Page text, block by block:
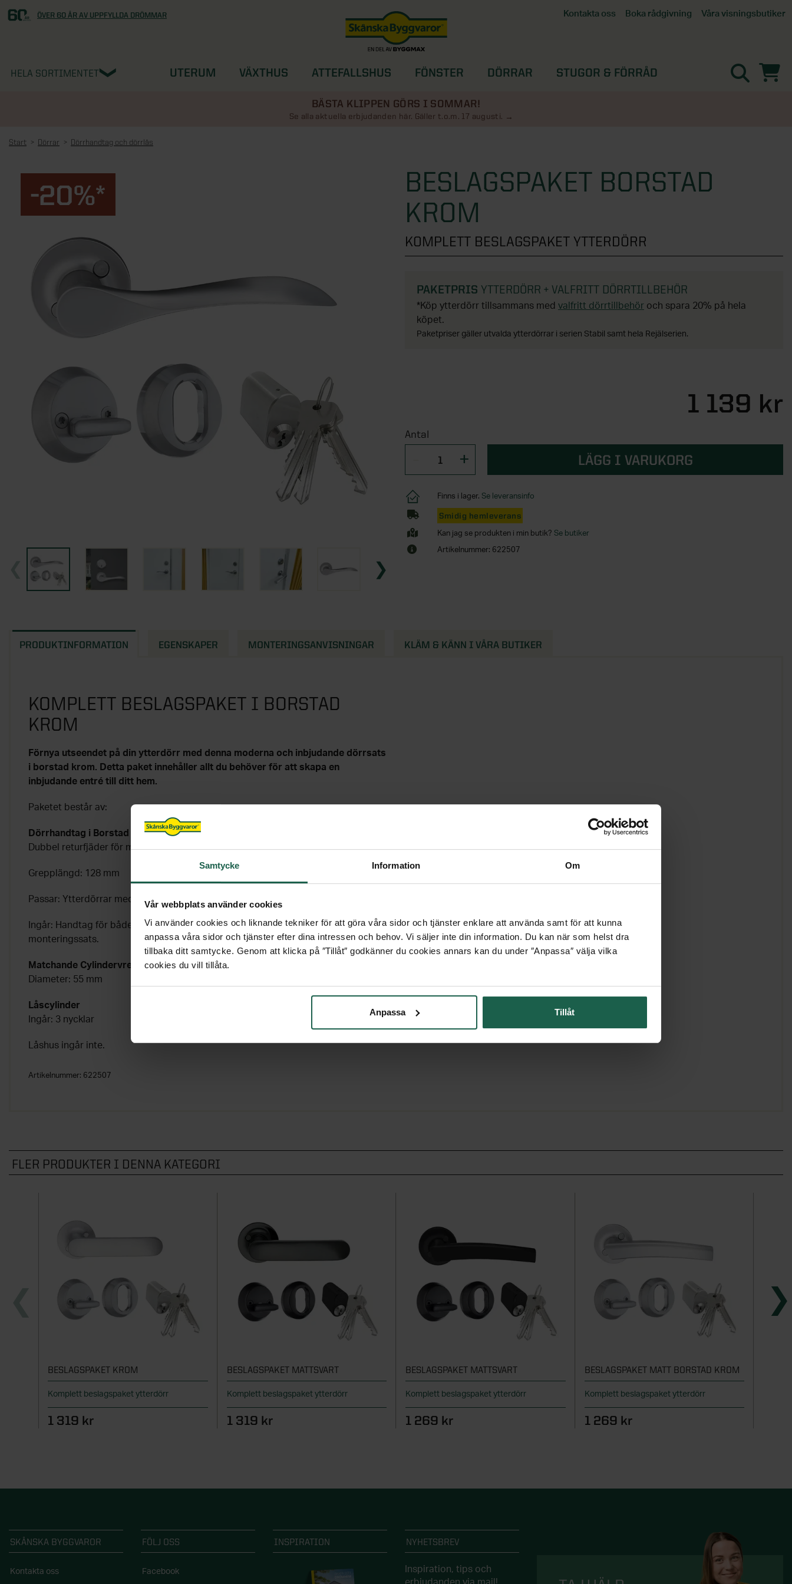
Samtycke Information Om
Vår webbplats använder cookies
Vi använder cookies och liknande tekniker för att göra våra sidor och tjänster enklare att använda samt för att kunna
anpassa våra sidor och tjänster efter dina intressen och behov. Vi säljer inte din information. Du kan när som helst dra
tillbaka ditt samtycke. Genom att klicka på ″Tillåt″ godkänner du cookies annars kan du under ″Anpassa″ välja vilka
cookies du vill tillåta.
Anpassa Tillåt
ÖVER 60 ÅR AV UPPFYLLDA DRÖMMAR Kontakta oss Boka rådgivning Våra visningsbutiker
Göteborg
HELA SORTIMENTET UTERUM VÄXTHUS ATTEFALLSHUS FÖNSTER DÖRRAR
STUGOR & FÖRRÅD
BÄSTA KLIPPEN GÖRS I SOMMAR!
Se alla aktuella erbjudanden här. Gäller t.o.m. 17 augusti.
Start Dörrar Dörrhandtag och dörrlås
-20%*
BESLAGSPAKET BORSTAD
KROM
KOMPLETT BESLAGSPAKET YTTERDÖRR
PAKETPRIS YTTERDÖRR + VALFRITT DÖRRTILLBEHÖR
*Köp ytterdörr tillsammans med valfritt dörrtillbehör och spara 20% på hela
köpet.
Paketpriser gäller utvalda ytterdörrar i serien Stabil samt hela Rejälserien.
1 139 kr
Antal
LÄGG I VARUKORG
Finns i lager. Se leveransinfo
Smidig hemleverans
Kan jag se produkten i min butik? Se butiker
Artikelnummer: 622507
PRODUKTINFORMATION EGENSKAPER MONTERINGSANVISNINGAR KLÄM & KÄNN I VÅRA BUTIKER
KOMPLETT BESLAGSPAKET I BORSTAD
KROM
Förnya utseendet på din ytterdörr med denna moderna och inbjudande dörrsats
i borstad krom. Detta paket innehåller allt du behöver för att skapa en
inbjudande entré till ditt hem.
Paketet består av:
Dörrhandtag i Borstad Krom
Dubbel returfjäder för mjuk och säker funktion
Grepplängd: 128 mm
Passar: Ytterdörrar med en tjocklek på 40-80 mm
Ingår: Handtag för både insidan och utsidan av dörren samt komplett
monteringssats.
Matchande Cylindervred och Universalring
Diameter: 55 mm
Låscylinder
Ingår: 3 nycklar
Låshus ingår inte.
Artikelnummer: 622507
FLER PRODUKTER I DENNA KATEGORI
BESLAGSPAKET KROM
Komplett beslagspaket ytterdörr
1 319 kr
BESLAGSPAKET MATTSVART
Komplett beslagspaket ytterdörr
1 319 kr
BESLAGSPAKET MATTSVART
Komplett beslagspaket ytterdörr
1 269 kr
BESLAGSPAKET MATT BORSTAD KROM
Komplett beslagspaket ytterdörr
1 269 kr
SKÅNSKA BYGGVAROR
Kontakta oss
FÖLJ OSS
Facebook
INSPIRATION NYHETSBREV
Inspiration, tips och
erbjudanden via mail!